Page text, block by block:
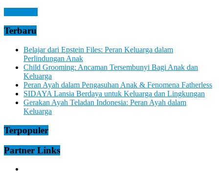
Terbaru
Belajar dari Epstein Files: Peran Keluarga dalam
Perlindungan Anak
Child Grooming: Ancaman Tersembunyi Bagi Anak dan
Keluarga
Peran Ayah dalam Pengasuhan Anak & Fenomena Fatherless
SIDAYA Lansia Berdaya untuk Keluarga dan Lingkungan
Gerakan Ayah Teladan Indonesia: Peran Ayah dalam
Keluarga
Terpopuler
Partner Links